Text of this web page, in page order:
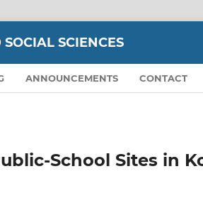
SCIENCES
ANNOUNCEMENTS CONTACT
School Sites in